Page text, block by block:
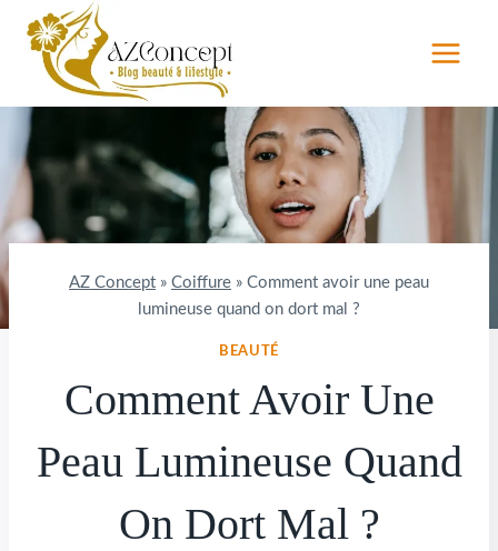
Aller
contenu
AZ Concept » Coiffure » Comment avoir une peau
lumineuse quand on dort mal ?
BEAUTÉ
Comment Avoir Une
Peau Lumineuse Quand
On Dort Mal ?